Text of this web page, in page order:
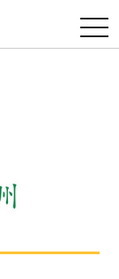
t
o
g